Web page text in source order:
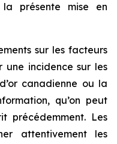
la présente mise en
sur les facteurs
incidence sur les
canadienne ou la
qu’on peut
précédemment. Les
attentivement les